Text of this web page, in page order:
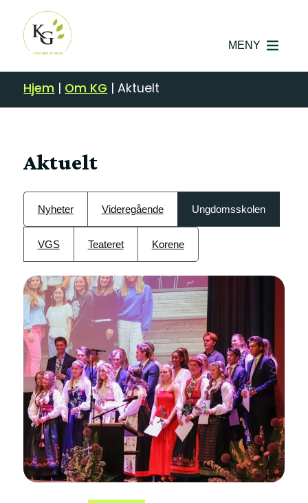
MENY
Hjem | Om KG |Aktuelt
Aktuelt
Nyheter Videregående Ungdomsskolen
VGS Teateret Korene